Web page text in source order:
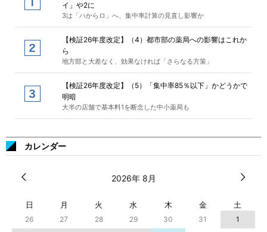
イ」や2に
3は「ハからロ」へ、集中率計算の見直し影響か
【検証26年度改定】（4）都市部の薬局への影響はこれか
ら
地方部と大差なく、効果なければ「さらなる方策」
【検証26年度改定】（5）「集中率85％以下」かどうかで
明暗
大半の店舗で基本料1を断念した中小薬局も
カレンダー
2026年 8月
日 月 火 水 木 金 土
26 27 28 29 30 31
1